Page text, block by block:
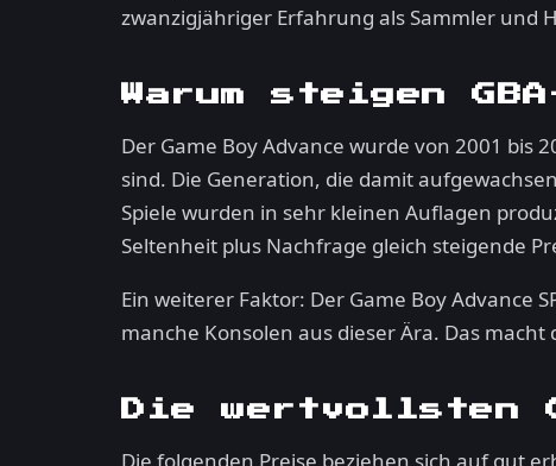
zwanzigjähriger Erfahrung als Sammler und
Warum steigen
Der Game Boy Advance wurde von 2001 bis
sind. Die Generation, die damit
Spiele wurden in sehr kleinen Auflagen
Seltenheit plus Nachfrage gleich steigende
Ein weiterer Faktor: Der Game Boy Advance
manche Konsolen aus dieser Ära. Das
Die wertvollsten
Die folgenden Preise beziehen sich auf gut